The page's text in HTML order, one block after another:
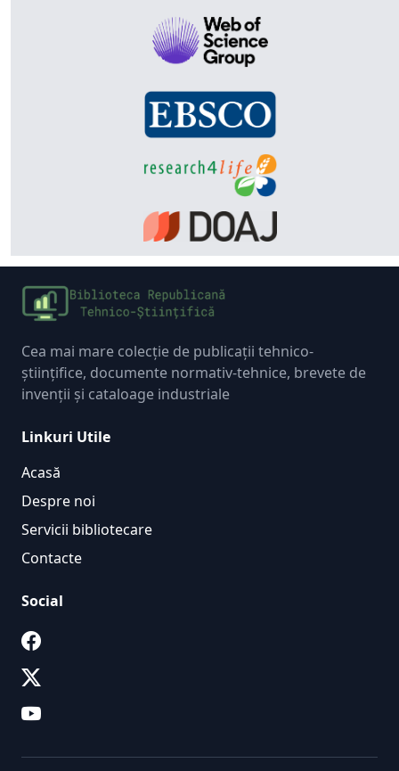
Cea mai mare colecție de publicații tehnico-
științifice, documente normativ-tehnice, brevete de
invenții și cataloage industriale
Linkuri Utile
Acasă
Despre noi
Servicii bibliotecare
Contacte
Social